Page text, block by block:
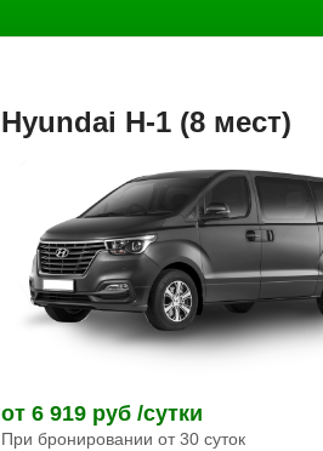
Hyundai H-1 (8 мест)
от 6 919 руб /сутки
При бронировании от 30 суток